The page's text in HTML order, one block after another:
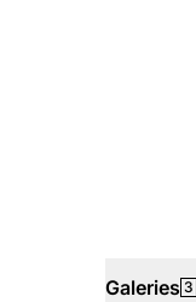
Galeries 3